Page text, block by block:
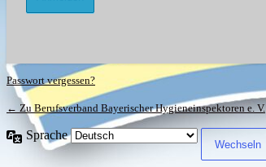
Passwort vergessen?
← Zu Berufsverband Bayerischer Hygieneinspektoren e. V.
Sprache